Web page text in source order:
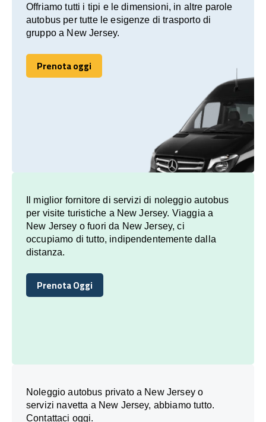
Offriamo tutti i tipi e le dimensioni, in altre parole
autobus per tutte le esigenze di trasporto di
gruppo a New Jersey.
Prenota oggi
Prenota oggi
Il miglior fornitore di servizi di noleggio autobus
per visite turistiche a New Jersey. Viaggia a
New Jersey o fuori da New Jersey, ci
occupiamo di tutto, indipendentemente dalla
distanza.
Prenota Oggi
Prenota Oggi
Noleggio autobus privato a New Jersey o
servizi navetta a New Jersey, abbiamo tutto.
Contattaci oggi.